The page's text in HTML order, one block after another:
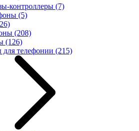
контроллеры (7)
(5)
(208)
(126)
для телефонии (215)